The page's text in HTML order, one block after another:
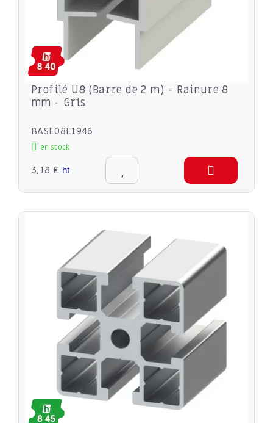
Profilé U8 (Barre de 2 m) - Rainure 8
mm - Gris
BASE08E1946
en stock
3,18 € ht